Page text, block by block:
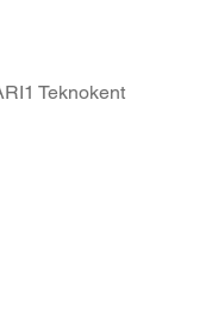
Teknokent